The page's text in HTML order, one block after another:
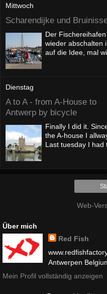
Mittwoch
Scharendijke und
Der
wieder abschalten
auf die Idee, mal
Dienstag
A to A - from A-House to
Antwerp by bicycle
Finally I did it.
the A-house I
Last tuesday I had
Web-
Über mich
Red Fish
Antwerpen
Mein Profil vollständig anzeigen